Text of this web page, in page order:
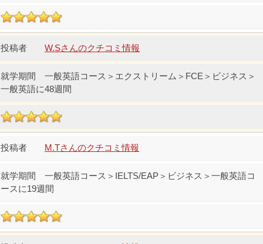
W.Sさんのクチコミ情報
一般英語コース＞エクストリーム＞FCE＞ビジネス＞
一般英語に48週間
M.Tさんのクチコミ情報
一般英語コース＞IELTS/EAP＞ビジネス＞一般英語コ
ースに19週間